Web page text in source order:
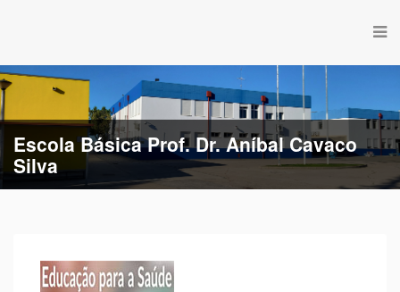
Escola Básica Prof. Dr. Aníbal Cavaco
Silva